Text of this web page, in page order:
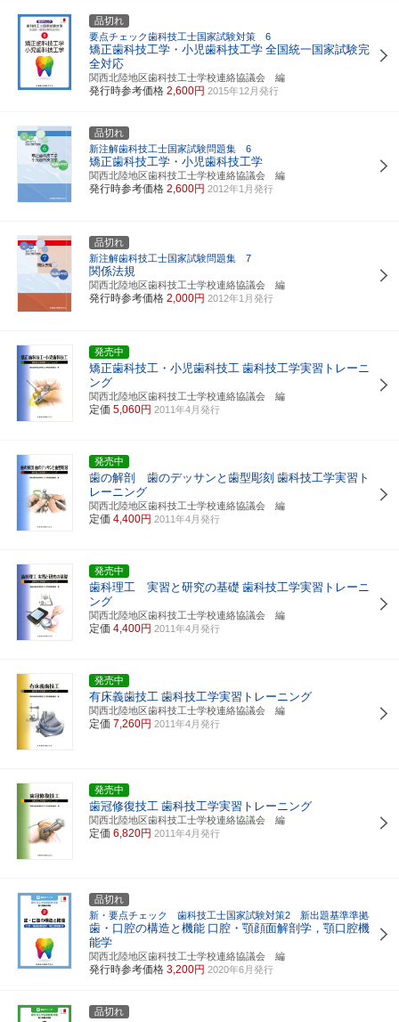
品切れ
要点チェック歯科技工士国家試験対策 6
矯正歯科技工学・小児歯科技工学 全国統一国家試験完
全対応
関西北陸地区歯科技工士学校連絡協議会 編
発行時参考価格 2,600円 2015年12月発行
品切れ
新注解歯科技工士国家試験問題集 6
矯正歯科技工学・小児歯科技工学
関西北陸地区歯科技工士学校連絡協議会 編
発行時参考価格 2,600円 2012年1月発行
品切れ
新注解歯科技工士国家試験問題集 7
関係法規
関西北陸地区歯科技工士学校連絡協議会 編
発行時参考価格 2,000円 2012年1月発行
発売中
矯正歯科技工・小児歯科技工 歯科技工学実習トレーニ
ング
関西北陸地区歯科技工士学校連絡協議会 編
定価 5,060円 2011年4月発行
発売中
歯の解剖 歯のデッサンと歯型彫刻 歯科技工学実習ト
レーニング
関西北陸地区歯科技工士学校連絡協議会 編
定価 4,400円 2011年4月発行
発売中
歯科理工 実習と研究の基礎 歯科技工学実習トレーニ
ング
関西北陸地区歯科技工士学校連絡協議会 編
定価 4,400円 2011年4月発行
発売中
有床義歯技工 歯科技工学実習トレーニング
関西北陸地区歯科技工士学校連絡協議会 編
定価 7,260円 2011年4月発行
発売中
歯冠修復技工 歯科技工学実習トレーニング
関西北陸地区歯科技工士学校連絡協議会 編
定価 6,820円 2011年4月発行
品切れ
新・要点チェック 歯科技工士国家試験対策2 新出題基準準拠
歯・口腔の構造と機能 口腔・顎顔面解剖学，顎口腔機
能学
関西北陸地区歯科技工士学校連絡協議会 編
発行時参考価格 3,200円 2020年6月発行
品切れ